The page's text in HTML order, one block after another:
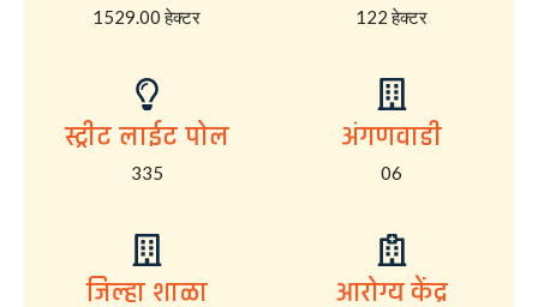
1529.00 हेक्टर 122 हेक्टर
स्ट्रीट लाईट पोल
335
अंगणवाडी
06
जिल्हा शाळा आरोग्य केंद्र